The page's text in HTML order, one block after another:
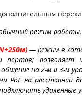
режим работы.
— режим в
портов; позволяет
на 2-м и 3-м
PoE на расстоянии
удаленные